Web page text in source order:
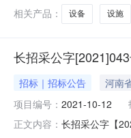
相关产品：
设备 设施
长招采公字
招标｜招标公告 河南
项目编号： 2021-10-12
正文内容： 长招采公字【